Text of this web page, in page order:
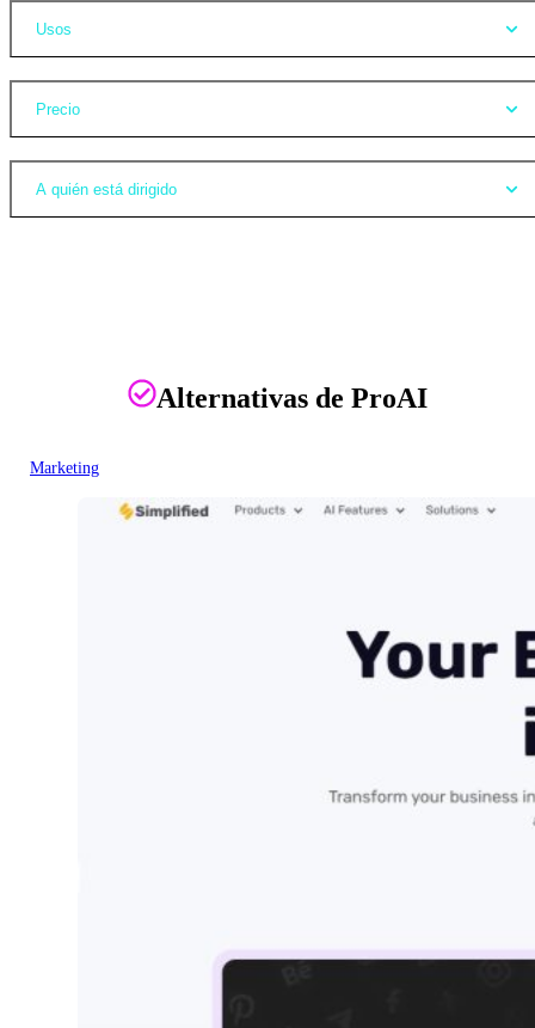
Usos
Precio
A quién está dirigido
Alternativas de ProAI
Marketing